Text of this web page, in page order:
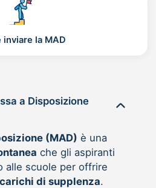
inviare la MAD
(MAD) è una
che gli aspiranti
alle scuole per offrire
di supplenza.